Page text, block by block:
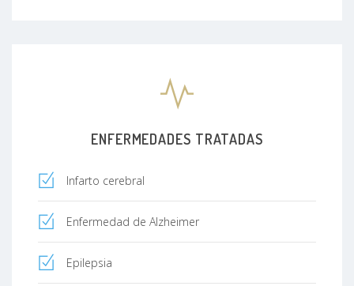
ENFERMEDADES TRATADAS
Infarto cerebral
Enfermedad de Alzheimer
Epilepsia